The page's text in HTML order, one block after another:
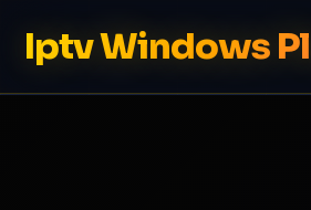
Iptv Windows